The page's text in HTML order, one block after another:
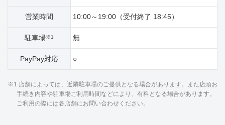
営業時間 10:00～19:00（受付終了 18:45）
駐車場※1 無
PayPay対応 ○
※1 店舗によっては、近隣駐車場のご提供となる場合があります。また店頭お
手続き内容や駐車場ご利用時間などにより、有料となる場合があります。
ご利用の際には各店舗にお問い合わせください。